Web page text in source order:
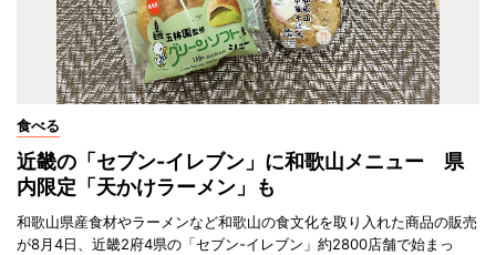
食べる
近畿の「セブン-イレブン」に和歌山メニュー 県
内限定「天かけラーメン」も
和歌山県産食材やラーメンなど和歌山の食文化を取り入れた商品の販売
が8月4日、近畿2府4県の「セブン-イレブン」約2800店舗で始まっ